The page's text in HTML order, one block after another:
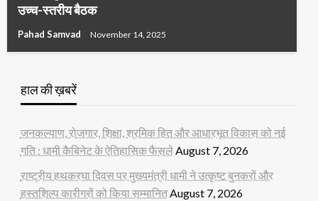
उच्च-स्तरीय बैठक
Pahad Samvad November 14, 2025
हाल की ख़बरें
जनकल्याण, रोजगार, शिक्षा, श्रमिक हित और आधारभूत विकास को नई
गति : धामी कैबिनेट के ऐतिहासिक फैसलेAugust 7, 2026
राष्ट्रीय हथकरघा दिवस पर मुख्यमंत्री धामी ने उत्कृष्ट बुनकरों और
हस्तशिल्प कारीगरों को किया सम्मानितAugust 7, 2026